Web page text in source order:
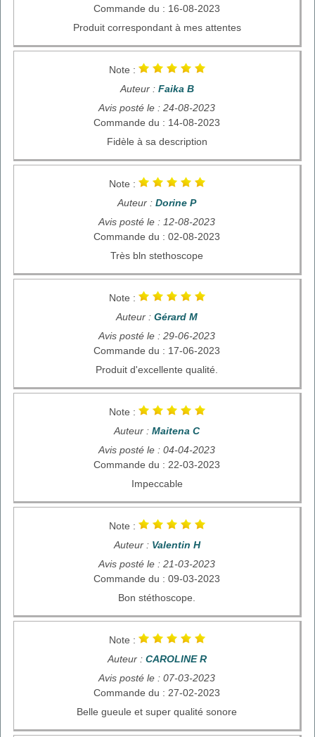
Commande du : 16-08-2023
Produit correspondant à mes attentes
Note :
Auteur : Faika B
Avis posté le : 24-08-2023
Commande du : 14-08-2023
Fidèle à sa description
Note :
Auteur : Dorine P
Avis posté le : 12-08-2023
Commande du : 02-08-2023
Très bln stethoscope
Note :
Auteur : Gérard M
Avis posté le : 29-06-2023
Commande du : 17-06-2023
Produit d'excellente qualité.
Note :
Auteur : Maitena C
Avis posté le : 04-04-2023
Commande du : 22-03-2023
Impeccable
Note :
Auteur : Valentin H
Avis posté le : 21-03-2023
Commande du : 09-03-2023
Bon stéthoscope.
Note :
Auteur : CAROLINE R
Avis posté le : 07-03-2023
Commande du : 27-02-2023
Belle gueule et super qualité sonore